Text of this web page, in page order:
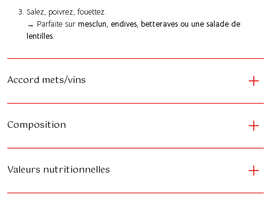
Salez, poivrez, fouettez.
→ Parfaite sur mesclun, endives, betteraves ou une salade de
lentilles.
Accord mets/vins
Composition
Valeurs nutritionnelles